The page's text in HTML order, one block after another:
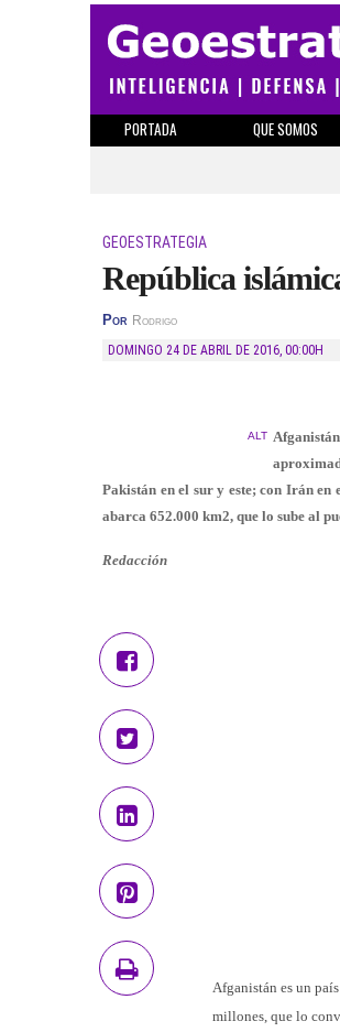
PORTADA QUE SOMOS
GEOESTRATEGIA
República
Por Rodrigo
DOMINGO 24 DE ABRIL DE 2016, 00:00H
ALT
Pakistán en el sur y este; con Irán
abarca 652.000 km2, que lo sube al
Redacción
Afganistán es un
millones, que lo